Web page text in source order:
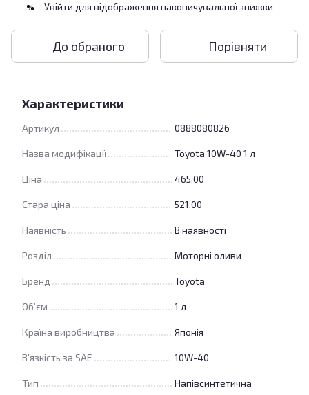
% Увійти для відображення накопичувальної знижки
До обраного Порівняти
Характеристики
Артикул 0888080826
Назва модифікації Toyota 10W-40 1 л
Ціна 465.00
Стара ціна 521.00
Наявність В наявності
Розділ Моторні оливи
Бренд Toyota
Об’єм 1 л
Країна виробництва Японія
В'язкість за SAE 10W-40
Тип Напівсинтетична